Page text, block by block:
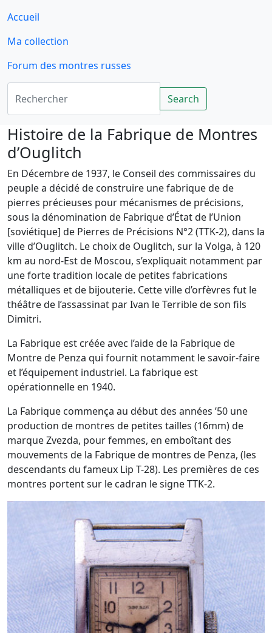
Accueil
Ma collection
Forum des montres russes
Rechercher
Search
Histoire de la Fabrique de Montres
d’Ouglitch
En Décembre de 1937, le Conseil des commissaires du
peuple a décidé de construire une fabrique de de
pierres précieuses pour mécanismes de précisions,
sous la dénomination de Fabrique d’État de l’Union
[soviétique] de Pierres de Précisions N°2 (TTK-2), dans la
ville d’Ouglitch. Le choix de Ouglitch, sur la Volga, à 120
km au nord-Est de Moscou, s’expliquait notamment par
une forte tradition locale de petites fabrications
métalliques et de bijouterie. Cette ville d’orfèvres fut le
théâtre de l’assassinat par Ivan le Terrible de son fils
Dimitri.
La Fabrique est créée avec l’aide de la Fabrique de
Montre de Penza qui fournit notamment le savoir-faire
et l’équipement industriel. La fabrique est
opérationnelle en 1940.
La Fabrique commença au début des années ’50 une
production de montres de petites tailles (16mm) de
marque Zvezda, pour femmes, en emboîtant des
mouvements de la Fabrique de montres de Penza, (les
descendants du fameux Lip T-28). Les premières de ces
montres portent sur le cadran le signe TTK-2.